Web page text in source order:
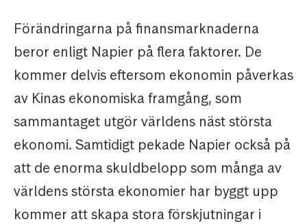
Förändringarna på finansmarknaderna
beror enligt Napier på flera faktorer. De
kommer delvis eftersom ekonomin påverkas
av Kinas ekonomiska framgång, som
sammantaget utgör världens näst största
ekonomi. Samtidigt pekade Napier också på
att de enorma skuldbelopp som många av
världens största ekonomier har byggt upp
kommer att skapa stora förskjutningar i